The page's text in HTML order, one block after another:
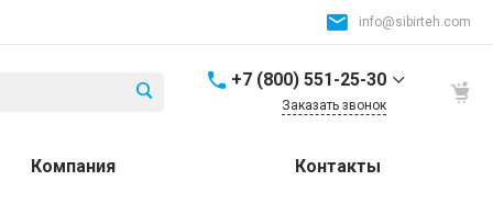
info@sibirteh.com
+7 (800) 551-25-30
Россия и СНГ
Заказать звонок
Компания Контакты